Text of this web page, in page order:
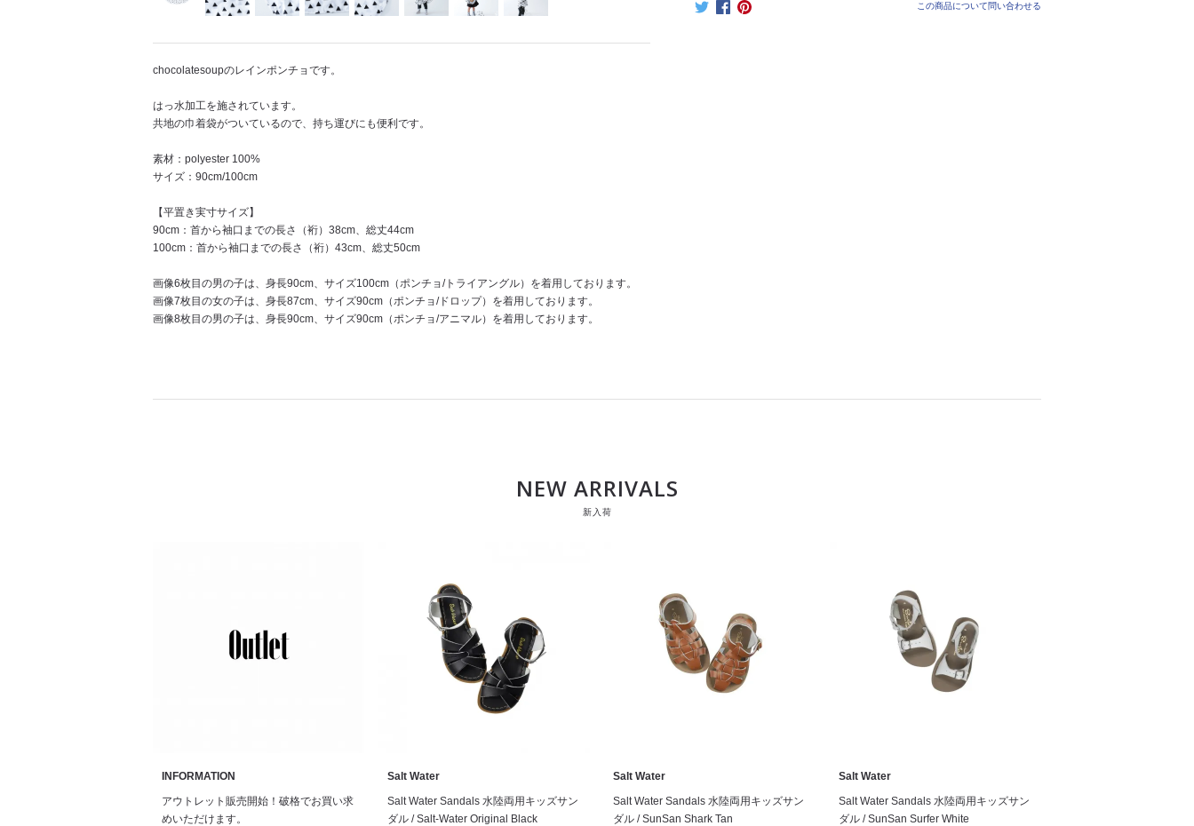
chocolatesoupのレインポンチョです。
はっ水加工を施されています。
共地の巾着袋がついているので、持ち運びにも便利です。
素材：polyester 100%
サイズ：90cm/100cm
【平置き実寸サイズ】
90cm：首から袖口までの長さ（裄）38cm、総丈44cm
100cm：首から袖口までの長さ（裄）43cm、総丈50cm
画像6枚目の男の子は、身長90cm、サイズ100cm（ポンチョ/トライアングル）を着用しております。
画像7枚目の女の子は、身長87cm、サイズ90cm（ポンチョ/ドロップ）を着用しております。
画像8枚目の男の子は、身長90cm、サイズ90cm（ポンチョ/アニマル）を着用しております。
この商品について問い合わせる
NEW ARRIVALS
新入荷
INFORMATION
アウトレット販売開始！破格でお買い求
めいただけます。
Salt Water
Salt Water Sandals 水陸両用キッズサン
ダル / Salt-Water Original Black
Salt Water
Salt Water Sandals 水陸両用キッズサン
ダル / SunSan Shark Tan
Salt Water
Salt Water Sandals 水陸両用キッズサン
ダル / SunSan Surfer White